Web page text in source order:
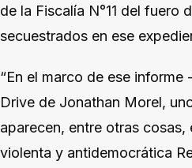
de la Fiscalía N°11 del fuero
secuestrados en ese
“En el marco de ese
Drive de Jonathan Morel,
aparecen, entre otras
violenta y antidemocrática